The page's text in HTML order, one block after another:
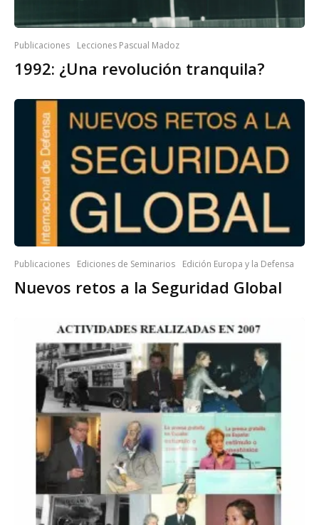
Publicaciones Lecciones Pascual Madoz
1992: ¿Una revolución tranquila?
Publicaciones Ediciones de Seminarios Edición Europa y la Defensa
Nuevos retos a la Seguridad Global